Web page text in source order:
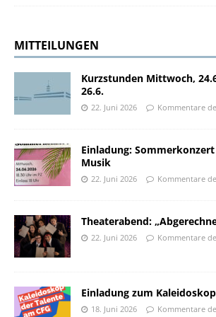
MITTEILUNGEN
Kurzstunden Mittwoch,
26.6.
22. Juni 2026 Kommentare
Einladung:
Musik
22. Juni 2026 Kommentare
Theaterabend:
22. Juni 2026 Kommentare
Einladung zum
18. Juni 2026 Kommentare